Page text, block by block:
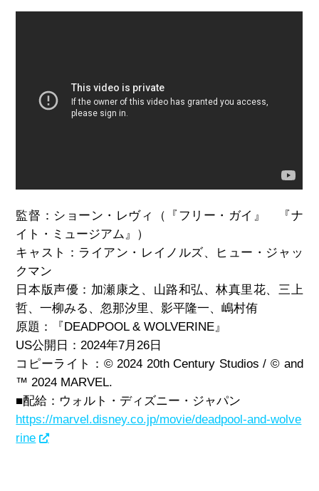
監督：ショーン・レヴィ（『フリー・ガイ』 『ナ
イト・ミュージアム』）
キャスト：ライアン・レイノルズ、ヒュー・ジャッ
クマン
日本版声優：加瀬康之、山路和弘、林真里花、三上
哲、一柳みる、忽那汐里、影平隆一、嶋村侑
原題：『DEADPOOL & WOLVERINE』
US公開日：2024年7月26日
コピーライト：© 2024 20th Century Studios / © and
™ 2024 MARVEL.
■配給：ウォルト・ディズニー・ジャパン
https://marvel.disney.co.jp/movie/deadpool-and-wolve
rine